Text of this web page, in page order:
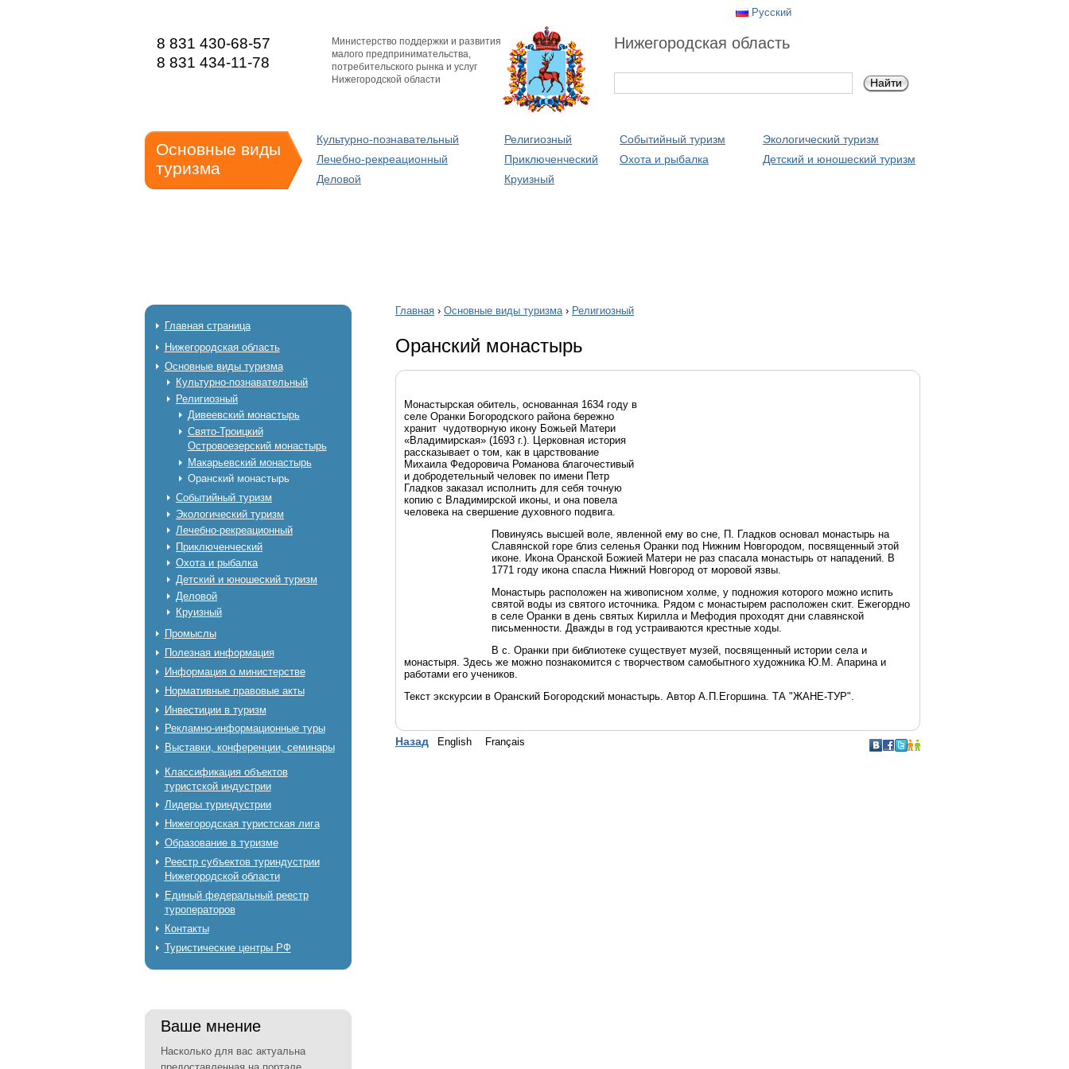
Русский
8 831 430-68-57
8 831 434-11-78
Министерство поддержки и развития
малого предпринимательства,
потребительского рынка и услуг
Нижегородской области
Нижегородская область
Основные виды
туризма
Культурно-познавательный Религиозный Событийный туризм
Экологический туризм
Лечебно-рекреационный
Приключенческий Охота и рыбалка
Детский и юношеский туризм
Деловой
Круизный
Главная страница
Нижегородская область
Основные виды туризма
Культурно-познавательный
Религиозный
Дивеевский монастырь
Свято-Троицкий
Островоезерский монастырь
Макарьевский монастырь
Оранский монастырь
Событийный туризм
Экологический туризм
Лечебно-рекреационный
Приключенческий
Охота и рыбалка
Детский и юношеский туризм
Деловой
Круизный
Промыслы
Полезная информация
Информация о министерстве
Нормативные правовые акты
Инвестиции в туризм
Рекламно-информационные туры
Выставки, конференции, семинары
Классификация объектов
туристской индустрии
Лидеры туриндустрии
Нижегородская туристская лига
Образование в туризме
Реестр субъектов туриндустрии
Нижегородской области
Единый федеральный реестр
туроператоров
Контакты
Туристические центры РФ
Ваше мнение
Насколько для вас актуальна
Главная › Основные виды туризма› Религиозный
Оранский монастырь
Монастырская обитель, основанная 1634 году в
селе Оранки Богородского района бережно
хранит чудотворную икону Божьей Матери
«Владимирская» (1693 г.). Церковная история
рассказывает о том, как в царствование
Михаила Федоровича Романова благочестивый
и добродетельный человек по имени Петр
Гладков заказал исполнить для себя точную
копию с Владимирской иконы, и она повела
человека на свершение духовного подвига.
Повинуясь высшей воле, явленной ему во сне, П. Гладков основал монастырь на
Славянской горе близ селенья Оранки под Нижним Новгородом, посвященный этой
иконе. Икона Оранской Божией Матери не раз спасала монастырь от нападений. В
1771 году икона спасла Нижний Новгород от моровой язвы.
Монастырь расположен на живописном холме, у подножия которого можно испить
святой воды из святого источника. Рядом с монастырем расположен скит. Ежегордно
в селе Оранки в день святых Кирилла и Мефодия проходят дни славянской
письменности. Дважды в год устраиваются крестные ходы.
В с. Оранки при библиотеке существует музей, посвященный истории села и
монастыря. Здесь же можно познакомится с творчеством самобытного художника Ю.М. Апарина и
работами его учеников.
Текст экскурсии в Оранский Богородский монастырь. Автор А.П.Егоршина. ТА "ЖАНЕ-ТУР".
Назад English Français